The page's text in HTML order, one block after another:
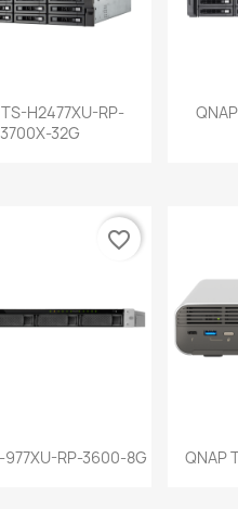
Vista rápida
H2477XU-RP-
3700X-32G

Vista rápida
977XU-RP-3600-8G
favorite_border
QNAP